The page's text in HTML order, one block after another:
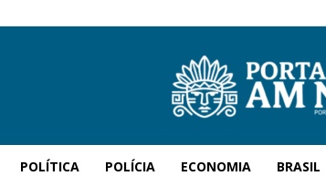
POLÍTICA POLÍCIA ECONOMIA BRASIL